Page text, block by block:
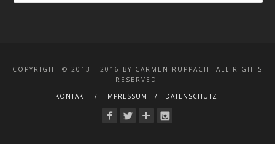
COPYRIGHT © 2013 - 2016 BY CARMEN RUPPACH. ALL RIGHTS
RESERVED.
KONTAKT
IMPRESSUM DATENSCHUTZ